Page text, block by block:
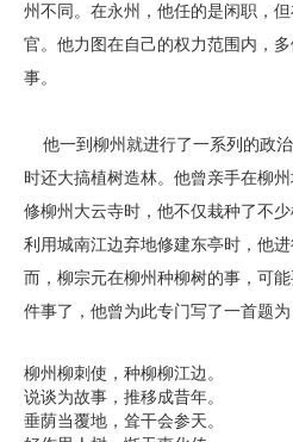
州不同。在永州，他任的是闲职，
官。他力图在自己的权力范围内，
事。
他一到柳州就进行了一系列的政
时还大搞植树造林。他曾亲手在柳
修柳州大云寺时，他不仅栽种了不
利用城南江边弃地修建东亭时，他
而，柳宗元在柳州种柳树的事，可
件事了，他曾为此专门写了一首题为
柳州柳刺使，种柳柳江边。
说谈为故事，推移成昔年。
垂荫当覆地，耸干会参天。